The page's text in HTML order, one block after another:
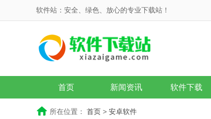
软件站：安全、绿色、放心的专业下载站！
首页 新闻资讯 软件下载
所在位置： 首页 > 安卓软件